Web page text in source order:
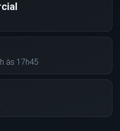
às 17h45